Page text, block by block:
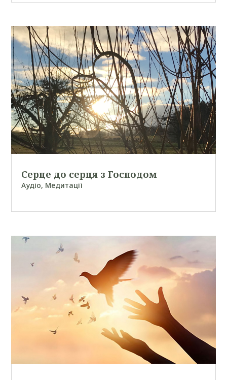
Серце до серця з Господом
Аудіо, Медитації